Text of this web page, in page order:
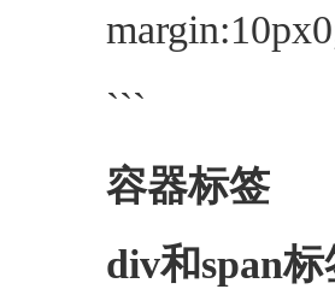
```
容器标签
div和span标